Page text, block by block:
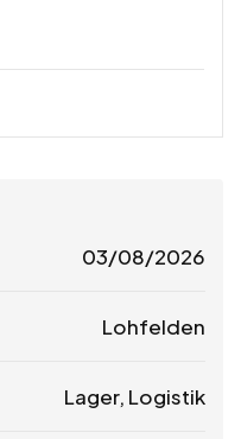
03/08/2026
Lohfelden
Lager, Logistik